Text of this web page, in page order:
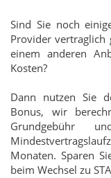
Sind Sie noch
Provider vertraglich
einem anderen
Kosten?
Dann nutzen Sie
Bonus, wir
Grundgebühr
Monaten. Sparen
beim Wechsel zu